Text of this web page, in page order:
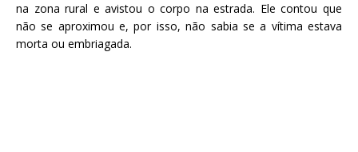
na zona rural e avistou o corpo na estrada. Ele contou que
não se aproximou e, por isso, não sabia se a vítima estava
morta ou embriagada.